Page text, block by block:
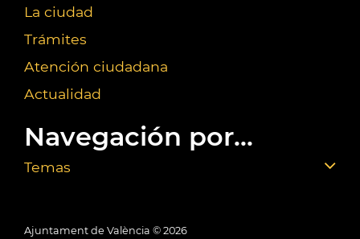
La ciudad
Trámites
Atención ciudadana
Actualidad
Navegación por...
Temas
Ajuntament de València © 2026